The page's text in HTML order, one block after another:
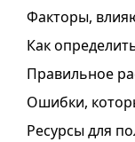
Факторы,
Как
Правильное
Ошибки,
Ресурсы для